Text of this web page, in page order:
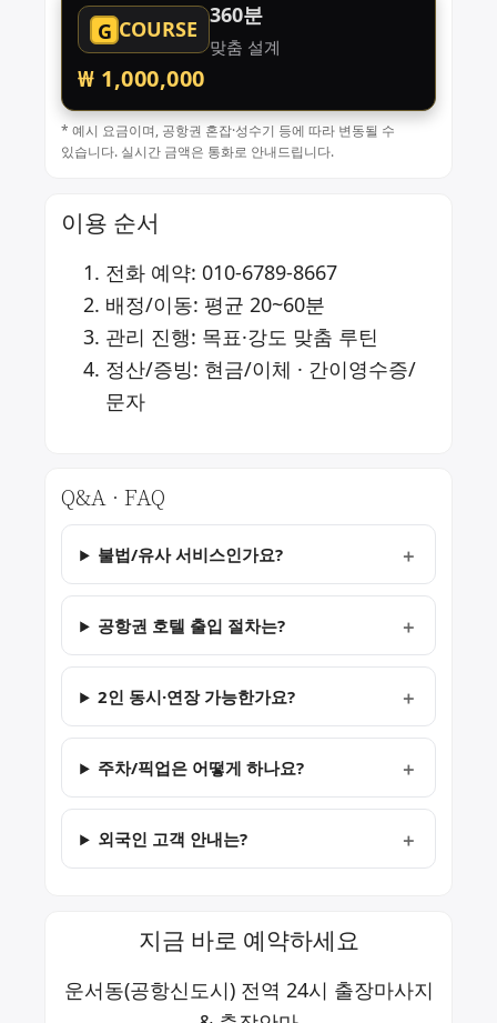
G COURSE
360분
맞춤 설계
₩ 1,000,000
* 예시 요금이며, 공항권 혼잡·성수기 등에 따라 변동될 수
있습니다. 실시간 금액은 통화로 안내드립니다.
이용 순서
전화 예약:010-6789-8667
배정/이동: 평균 20~60분
관리 진행: 목표·강도 맞춤 루틴
정산/증빙: 현금/이체 · 간이영수증/
문자
Q&A · FAQ
불법/유사 서비스인가요?
공항권 호텔 출입 절차는?
2인 동시·연장 가능한가요?
주차/픽업은 어떻게 하나요?
외국인 고객 안내는?
지금 바로 예약하세요
운서동(공항신도시) 전역 24시 출장마사지